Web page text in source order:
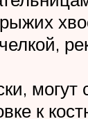
могут
к